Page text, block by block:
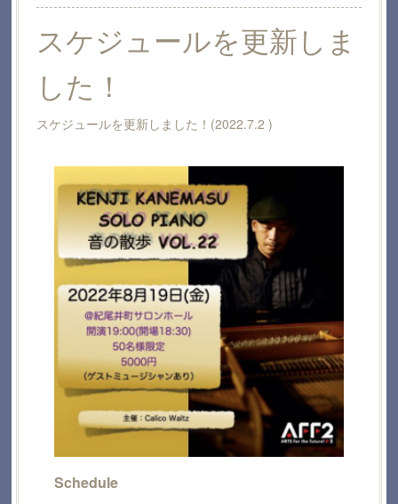
スケジュールを更新しま
した！
スケジュールを更新しました！(2022.7.2 )
Schedule